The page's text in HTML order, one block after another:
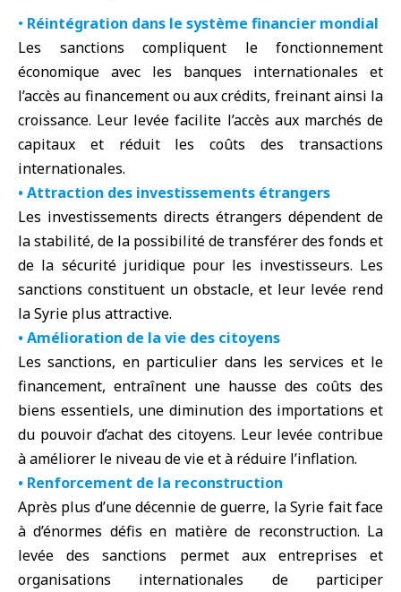
• Réintégration dans le système financier mondial
Les sanctions compliquent le fonctionnement
économique avec les banques internationales et
l’accès au financement ou aux crédits, freinant ainsi la
croissance. Leur levée facilite l’accès aux marchés de
capitaux et réduit les coûts des transactions
internationales.
• Attraction des investissements étrangers
Les investissements directs étrangers dépendent de
la stabilité, de la possibilité de transférer des fonds et
de la sécurité juridique pour les investisseurs. Les
sanctions constituent un obstacle, et leur levée rend
la Syrie plus attractive.
• Amélioration de la vie des citoyens
Les sanctions, en particulier dans les services et le
financement, entraînent une hausse des coûts des
biens essentiels, une diminution des importations et
du pouvoir d’achat des citoyens. Leur levée contribue
à améliorer le niveau de vie et à réduire l’inflation.
• Renforcement de la reconstruction
Après plus d’une décennie de guerre, la Syrie fait face
à d’énormes défis en matière de reconstruction. La
levée des sanctions permet aux entreprises et
organisations internationales de participer